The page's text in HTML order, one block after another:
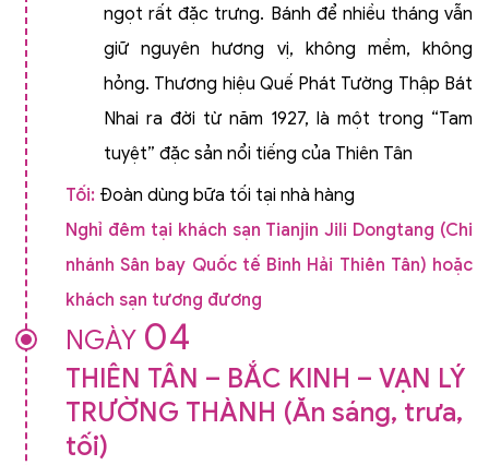
ngọt rất đặc trưng. Bánh để nhiều tháng vẫn
giữ nguyên hương vị, không mềm, không
hỏng. Thương hiệu Quế Phát Tường Thập Bát
Nhai ra đời từ năm 1927, là một trong “Tam
tuyệt” đặc sản nổi tiếng của Thiên Tân
Tối: Đoàn dùng bữa tối tại nhà hàng
Nghỉ đêm tại khách sạn Tianjin Jili Dongtang (Chi
nhánh Sân bay Quốc tế Binh Hải Thiên Tân) hoặc
khách sạn tương đương
NGÀY 04
THIÊN TÂN – BẮC KINH – VẠN LÝ
TRƯỜNG THÀNH (Ăn sáng, trưa,
tối)